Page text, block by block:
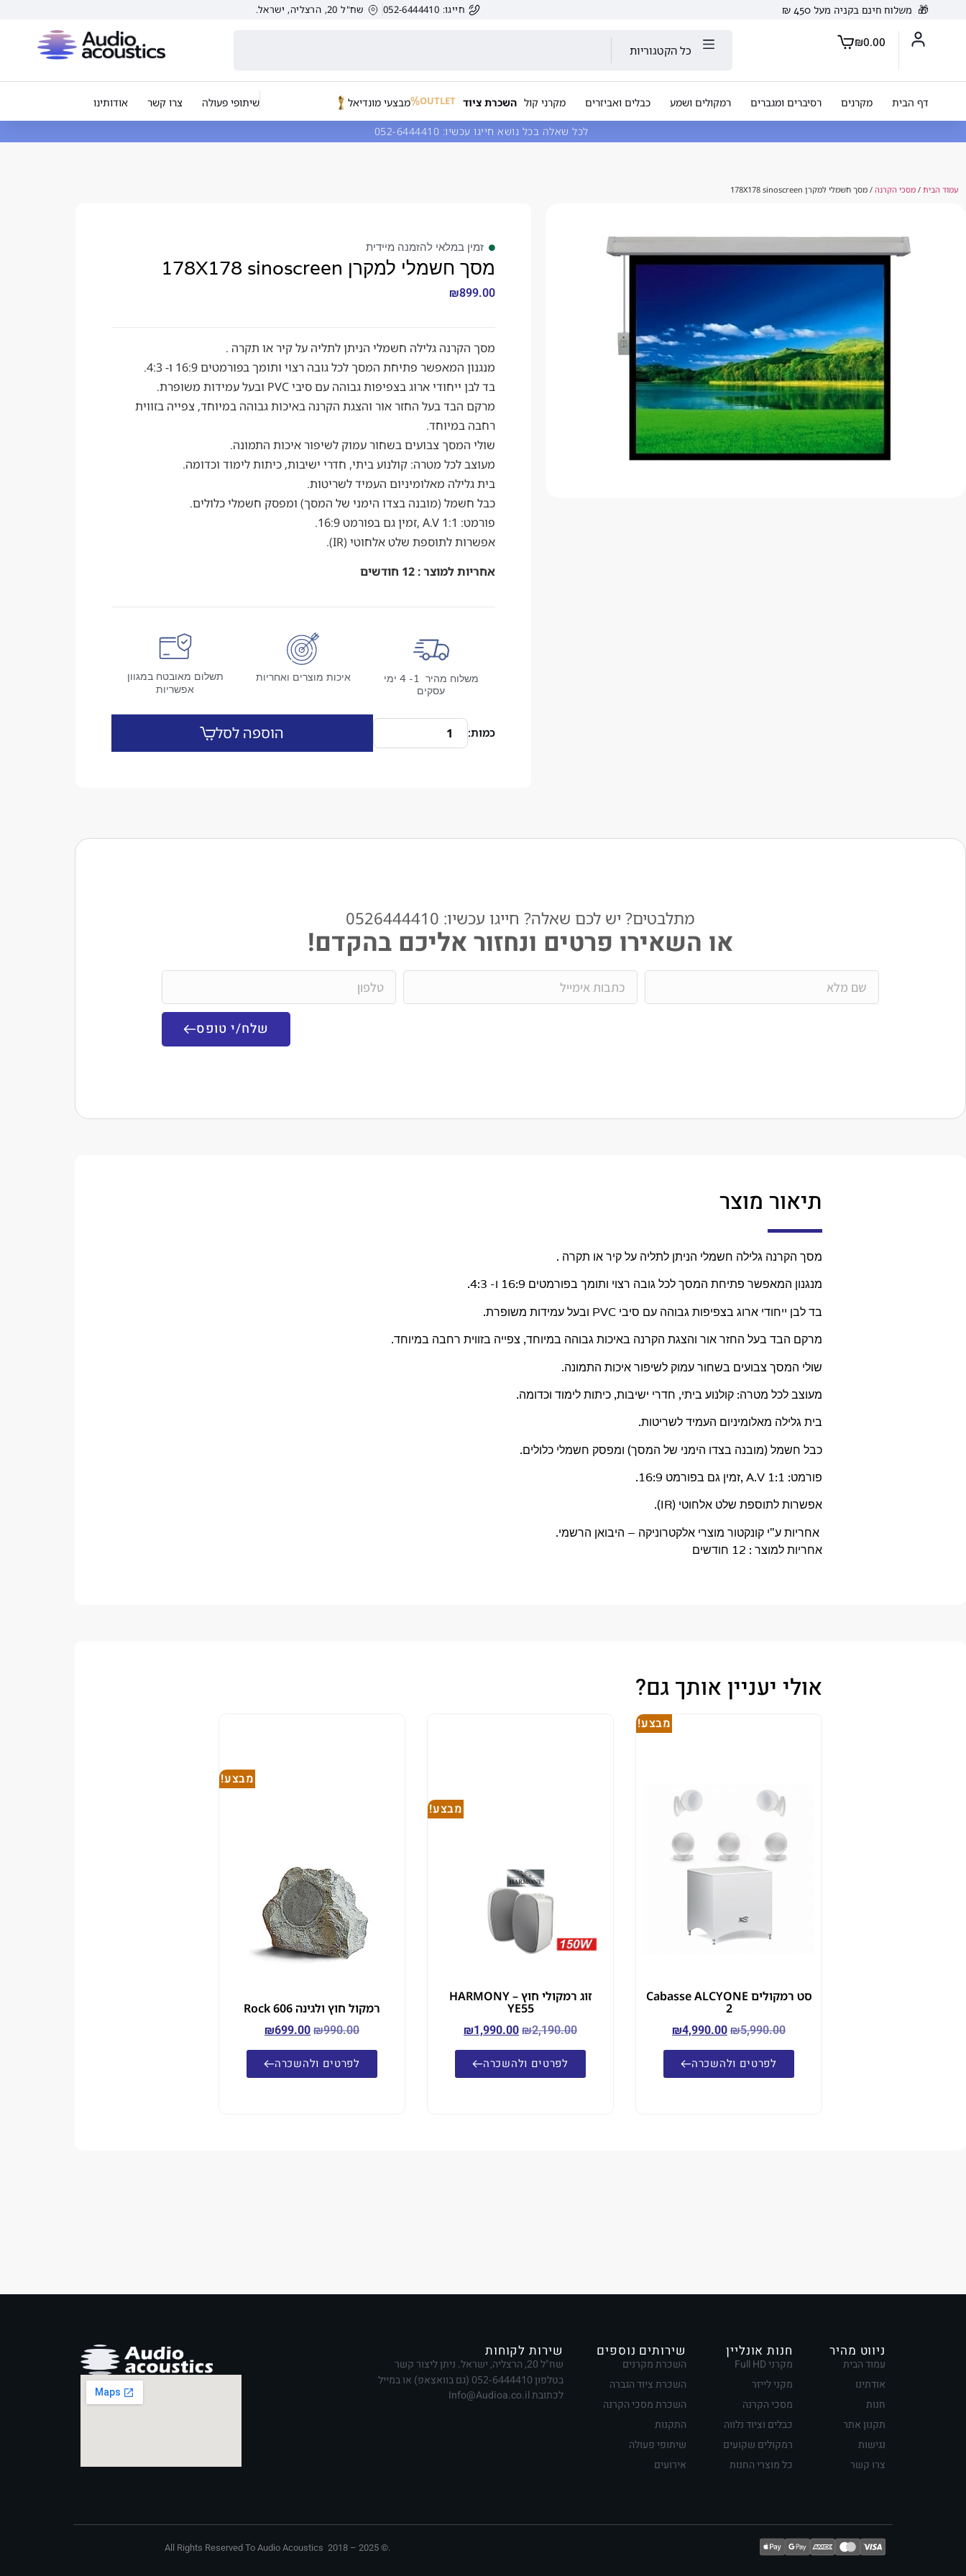
🎁 משלוח חינם בקניה מעל 450 ₪ חייגו: 052-6444410 שח"ל 20, הרצליה, ישראל.
₪0.00
כל הקטגוריות
דף הבית מקרנים רסיברים ומגברים רמקולים ושמע כבלים ואביזרים מקרני קול השכרת ציוד OUTLET מבצעי מונדיאל שיתופי פעולה צרו קשר אודותינו
לכל שאלה בכל נושא חייגו עכשיו:
עמוד הבית / מסכי הקרנה / מסך חשמלי למקרן 178X178 sinoscreen
זמין במלאי להזמנה מיידית
מסך חשמלי למקרן 178X178 sinoscreen
₪899.00
מסך הקרנה גלילה חשמלי הניתן לתליה על קיר או תקרה .
מנגנון המאפשר פתיחת המסך לכל גובה רצוי ותומך בפורמטים 16:9 ו- 4:3.
בד לבן ייחודי ארוג בצפיפות גבוהה עם סיבי PVC ובעל עמידות משופרת.
מרקם הבד בעל החזר אור והצגת הקרנה באיכות גבוהה במיוחד, צפייה בזווית
רחבה במיוחד.
שולי המסך צבועים בשחור עמוק לשיפור איכות התמונה.
מעוצב לכל מטרה: קולנוע ביתי, חדרי ישיבות, כיתות לימוד וכדומה.
בית גלילה מאלומיניום העמיד לשריטות.
כבל חשמל (מובנה בצדו הימני של המסך) ומפסק חשמלי כלולים.
פורמט: 1:1 A.V ,זמין גם בפורמט 16:9.
אפשרות לתוספת שלט אלחוטי (IR).
אחריות למוצר : 12 חודשים
משלוח מהיר 1- 4 ימי
עסקים
איכות מוצרים ואחריות
תשלום מאובטח במגוון
אפשריות
הוספה לסל
מתלבטים? יש לכם שאלה? חייגו עכשיו: 0526444410​
או השאירו פרטים ונחזור אליכם בהקדם!
שלח/י טופס
תיאור מוצר
מסך הקרנה גלילה חשמלי הניתן לתליה על קיר או תקרה .
מנגנון המאפשר פתיחת המסך לכל גובה רצוי ותומך בפורמטים 16:9 ו- 4:3.
בד לבן ייחודי ארוג בצפיפות גבוהה עם סיבי PVC ובעל עמידות משופרת.
מרקם הבד בעל החזר אור והצגת הקרנה באיכות גבוהה במיוחד, צפייה בזווית רחבה במיוחד.
שולי המסך צבועים בשחור עמוק לשיפור איכות התמונה.
מעוצב לכל מטרה: קולנוע ביתי, חדרי ישיבות, כיתות לימוד וכדומה.
בית גלילה מאלומיניום העמיד לשריטות.
כבל חשמל (מובנה בצדו הימני של המסך) ומפסק חשמלי כלולים.
פורמט: 1:1 A.V ,זמין גם בפורמט 16:9.
אפשרות לתוספת שלט אלחוטי (IR).
אחריות ע"י קונקטור מוצרי אלקטרוניקה – היבואן הרשמי.
אחריות למוצר : 12 חודשים
אולי יעניין אותך גם?
מבצע!
סט רמקולים Cabasse ALCYONE
2
₪5,990.00
₪4,990.00
לפרטים ולהשכרה
מבצע!
זוג רמקולי חוץ – HARMONY
YE55
₪2,190.00
₪1,990.00
לפרטים ולהשכרה
מבצע!
רמקול חוץ ולגינה Rock 606
₪990.00
₪699.00
לפרטים ולהשכרה
ניווט מהיר
עמוד הבית
אודתינו
חנות
תקנון אתר
נגישות
צרו קשר
חנות אונליין
מקרני Full HD
מקני לייזר
מסכי הקרנה
כבלים וציוד נלווה
רמקולים שקועים
כל מוצרי החנות
שירותים נוספים
השכרת מקרנים
השכרת ציוד הגברה
השכרת מסכי הקרנה
התקנות
שיתופי פעולה
אירועים
שירות לקוחות
שח"ל 20, הרצליה, ישראל. ניתן ליצור קשר
בטלפון 052-6444410 (גם בוואצאפ) או במייל
לכתובת Info@Audioa.co.il
All Rights Reserved To Audio Acoustics 2018 – 2025 ©. ​